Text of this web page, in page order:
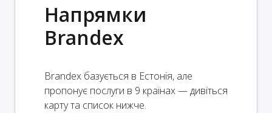
Напрямки
Brandex
Brandex базується в Естонія, але
пропонує послуги в 9 країнах — дивіться
карту та список нижче.